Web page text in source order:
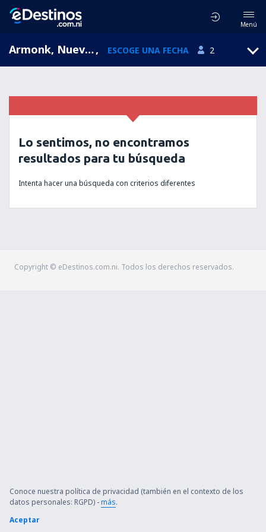
Menú
Armonk, Nueva York, Estados Unidos, ESCOGE UNA FECHA 2
Lo sentimos, no encontramos
resultados para tu búsqueda
Intenta hacer una búsqueda con criterios diferentes
Copyright © eDestinos.com.ni. Todos los derechos reservados.
Conoce nuestra política de privacidad (también en el contexto de los
datos personales: RGPD) -más.
Aceptar